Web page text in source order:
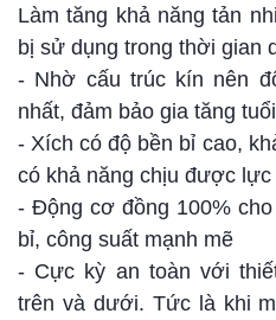
Làm tăng khả năng tản
bị sử dụng trong thời gian
- Nhờ cấu trúc kín nên
nhất, đảm bảo gia tăng
- Xích có độ bền bỉ cao,
có khả năng chịu được
- Động cơ đồng 100%
bỉ, công suất mạnh mẽ
- Cực kỳ an toàn với
trên và dưới. Tức là khi